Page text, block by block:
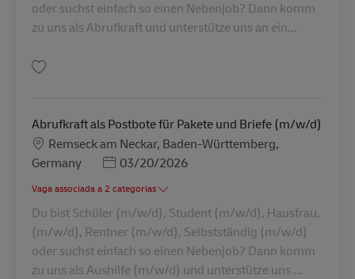
oder suchst einfach so einen Nebenjob? Dann komm
zu uns als Abrufkraft und unterstütze uns an ein...
Abrufkraft als Postbote für Pakete und Briefe (m/w/d)
Localização
Remseck am Neckar, Baden-Württemberg,
Germany
Posted Date
03/20/2026
Vaga associada a 2 categorias
Du bist Schüler (m/w/d), Student (m/w/d), Hausfrau,
(m/w/d), Rentner (m/w/d), Selbstständig (m/w/d)
oder suchst einfach so einen Nebenjob? Dann komm
zu uns als Aushilfe (m/w/d) und unterstütze uns ...